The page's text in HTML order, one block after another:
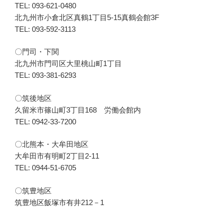
TEL: 093-621-0480
北九州市小倉北区真鶴1丁目5-15真鶴会館3F
TEL: 093-592-3113
〇門司・下関
北九州市門司区大里桃山町1丁目
TEL: 093-381-6293
〇筑後地区
久留米市篠山町3丁目168 労働会館内
TEL: 0942-33-7200
〇北熊本・大牟田地区
大牟田市有明町2丁目2-11
TEL: 0944-51-6705
〇筑豊地区
筑豊地区飯塚市有井212－1